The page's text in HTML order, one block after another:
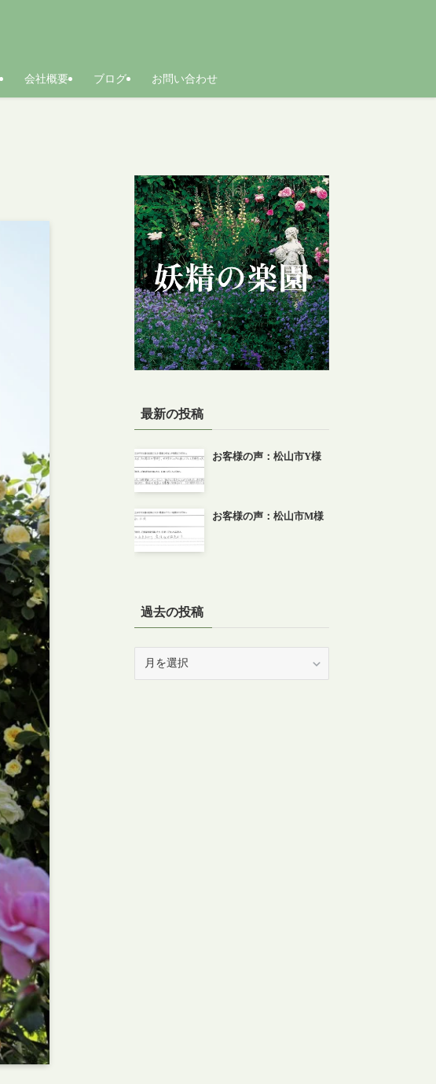
会社概要 ブログ お問い合わせ
最新の投稿
お客様の声：松山市Y様
お客様の声：松山市M様
過去の投稿